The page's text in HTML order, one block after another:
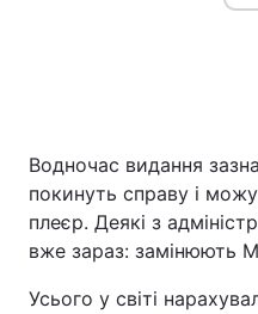
Водночас видання
покинуть справу і
плеєр. Деякі з
вже зараз: замінюють
Усього у світі